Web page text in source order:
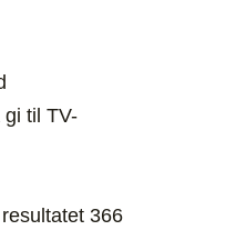
til TV-
366